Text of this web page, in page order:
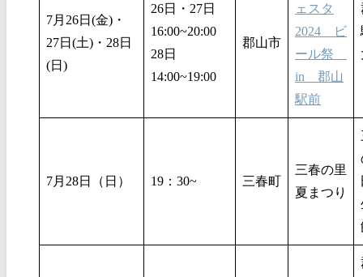
7月26日(金)・
27日(土)・28日
(日)
26日・27日
16:00~20:00
28日
14:00~19:00
郡山市
ェスタ
2024 ビ
ール祭
in 郡山
駅前
7月28日（日） 19：30~ 三春町
三春の里
夏まつり